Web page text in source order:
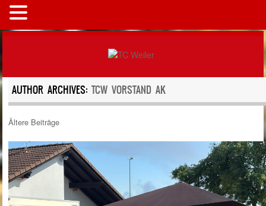
AUTHOR ARCHIVES:TCW VORSTAND AK
Post Navigation
Ältere Beiträge